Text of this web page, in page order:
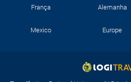
França Alemanha
Mexico Europe